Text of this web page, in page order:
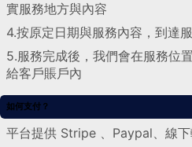
實服務地方與內容
4.按原定日期與服務內容，到達
5.服務完成後，我們會在服務位
給客戶賬戶內
如何支付？
平台提供 Stripe 、Paypal、線